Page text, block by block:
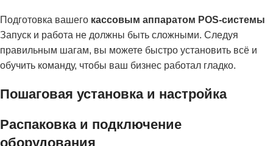
Подготовка вашего кассовым аппаратом POS-системы
Запуск и работа не должны быть сложными. Следуя
правильным шагам, вы можете быстро установить всё и
обучить команду, чтобы ваш бизнес работал гладко.
Пошаговая установка и настройка
Распаковка и подключение
оборудования